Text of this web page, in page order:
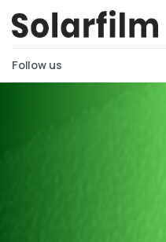
Follow us